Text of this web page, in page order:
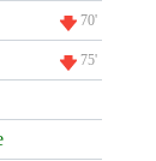
70'
75'